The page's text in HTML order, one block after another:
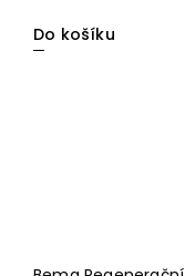
Do košíku